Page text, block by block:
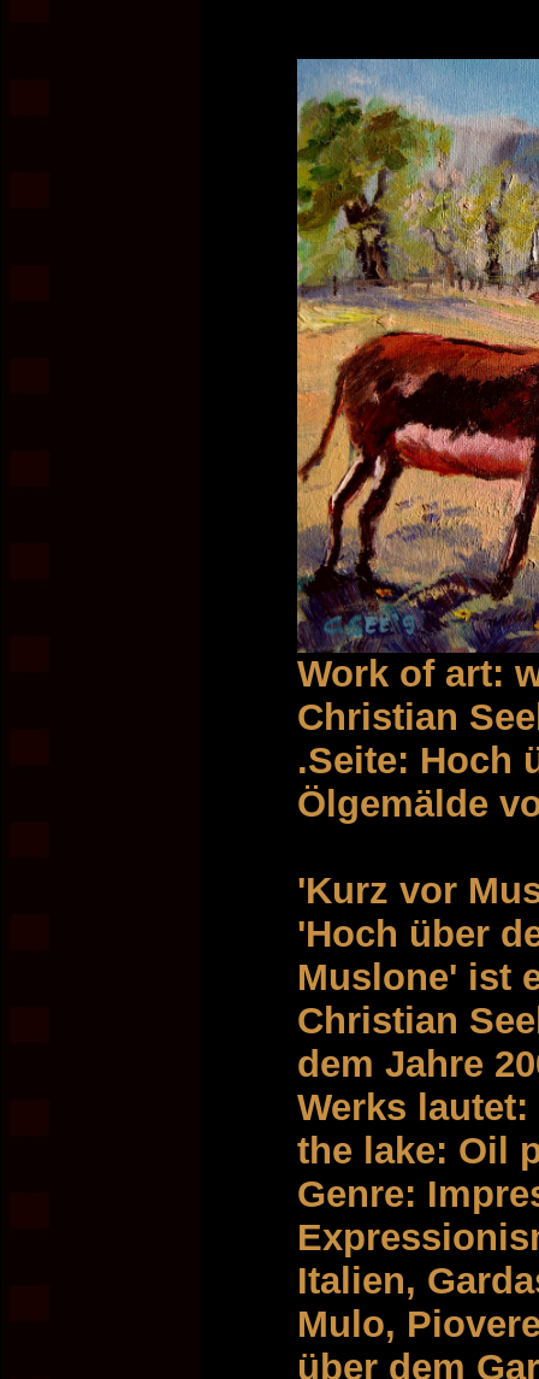
Work of art:
Christian
.Seite: Hoch
Ölgemälde
'Kurz vor
'Hoch über
Muslone' ist
Christian
dem Jahre
Werks
the lake: Oil
Genre:
Italien,
Mulo,
über dem